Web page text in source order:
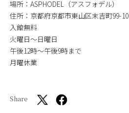
場所：ASPHODEL（アスフォデル）
住所：京都府京都市東山区末吉町99-10
入館無料
火曜日〜日曜日
午後12時〜午後9時まで
月曜休業
Share